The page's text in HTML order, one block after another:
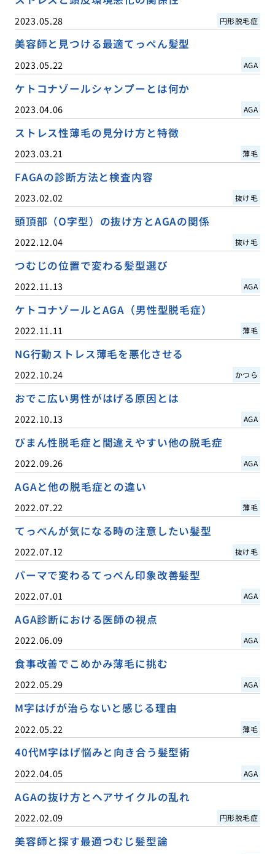
2023.05.28 円形脱毛症
美容師と見つける最適てっぺん髪型
2023.05.22 AGA
ケトコナゾールシャンプーとは何か
2023.04.06 AGA
ストレス性薄毛の見分け方と特徴
2023.03.21 薄毛
FAGAの診断方法と検査内容
2023.02.02 抜け毛
頭頂部（O字型）の抜け方とAGAの関係
2022.12.04 抜け毛
つむじの位置で変わる髪型選び
2022.11.13 AGA
ケトコナゾールとAGA（男性型脱毛症）
2022.11.11 薄毛
NG行動ストレス薄毛を悪化させる
2022.10.24 かつら
おでこ広い男性がはげる原因とは
2022.10.13 AGA
びまん性脱毛症と間違えやすい他の脱毛症
2022.09.26 AGA
AGAと他の脱毛症との違い
2022.07.22 薄毛
てっぺんが気になる時の注意したい髪型
2022.07.12 抜け毛
パーマで変わるてっぺん印象改善髪型
2022.07.01 AGA
AGA診断における医師の視点
2022.06.09 AGA
食事改善でこめかみ薄毛に挑む
2022.05.29 AGA
M字はげが治らないと感じる理由
2022.05.22 薄毛
40代M字はげ悩みと向き合う髪型術
2022.04.05 AGA
AGAの抜け方とヘアサイクルの乱れ
2022.02.09 円形脱毛症
美容師と探す最適つむじ髪型論